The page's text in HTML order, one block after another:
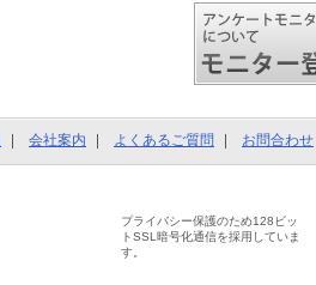
会社案内 よくあるご質問 お問合わせ
プライバシー保護のため128ビッ
トSSL暗号化通信を採用していま
す。